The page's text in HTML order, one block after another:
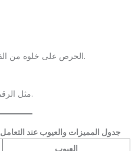
الحرص على خلوه من القطع الصغيرة قبل أن يأتي فريق النقل.
مثللسهولة سير العملية.
جدول المميزات والعيوب عند